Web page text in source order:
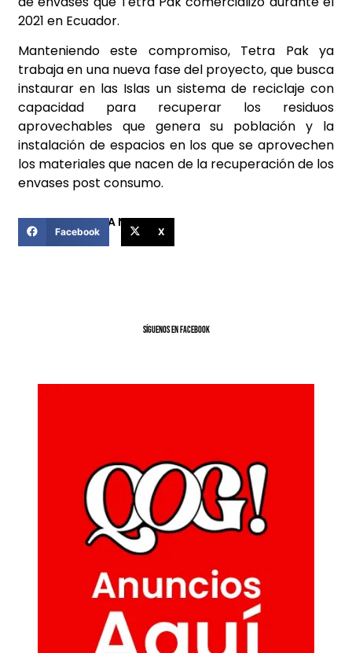
2021 en Ecuador.
Manteniendo este compromiso, Tetra Pak ya
trabaja en una nueva fase del proyecto, que busca
instaurar en las Islas un sistema de reciclaje con
capacidad para recuperar los residuos
aprovechables que genera su población y la
instalación de espacios en los que se aprovechen
los materiales que nacen de la recuperación de los
envases post consumo.
COMPARTIR ESTA NOTICIA
Facebook X
SíGUENOS EN FACEBOOK